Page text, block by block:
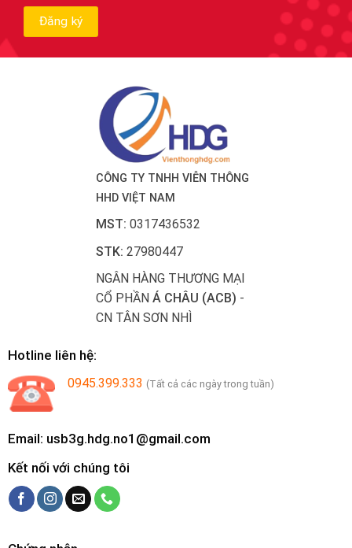
CÔNG TY TNHH VIỄN THÔNG
HHD VIỆT NAM
MST: 0317436532
STK: 27980447
NGÂN HÀNG THƯƠNG MẠI
CỔ PHẦN Á CHÂU (ACB) -
CN TÂN SƠN NHÌ
Hotline liên hệ:
0945.399.333 (Tất cả các ngày trong tuần)
Email: usb3g.hdg.no1@gmail.com
Kết nối với chúng tôi